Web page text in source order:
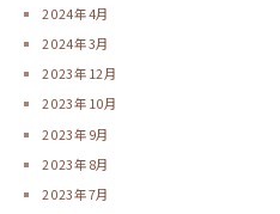
2024年4月
2024年3月
2023年12月
2023年10月
2023年9月
2023年8月
2023年7月